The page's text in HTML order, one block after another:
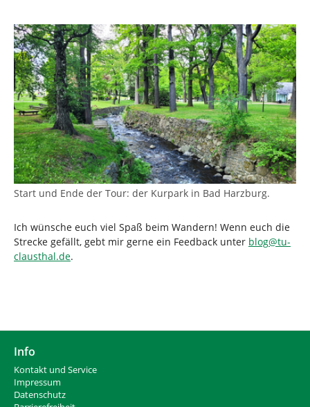
Start und Ende der Tour: der Kurpark in Bad Harzburg.
Ich wünsche euch viel Spaß beim Wandern! Wenn euch die
Strecke gefällt, gebt mir gerne ein Feedback unter blog@tu-
clausthal.de.
Info
Kontakt und Service
Impressum
Datenschutz